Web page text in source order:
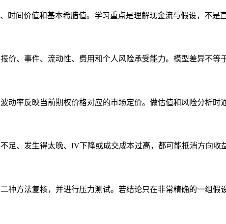
时间价值和基本希腊值。学习重点是理解现金流与假设，不是
价、事件、流动性、费用和个人风险承受能力。模型差异不等
动率反映当前期权价格对应的市场定价。做估值和风险分析时
足、发生得太晚、IV下降或成交成本过高，都可能抵消方向收
种方法复核，并进行压力测试。若结论只在非常精确的一组假